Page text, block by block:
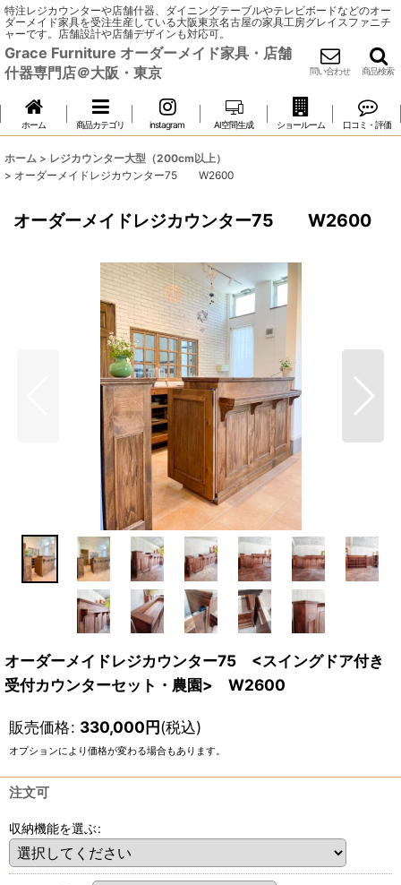
特注レジカウンターや店舗什器、ダイニングテーブルやテレビボードなどのオー
ダーメイド家具を受注生産している大阪東京名古屋の家具工房グレイスファニチ
ャーです。店舗設計や店舗デザインも対応可。
Grace Furniture オーダーメイド家具・店舗
什器専門店＠大阪・東京
問い合わせ 商品検索
ホーム 商品カテゴリ instagram AI空間生成 ショールーム 口コミ・評価
ホーム > レジカウンター大型（200cm以上）
> オーダーメイドレジカウンター75 W2600
オーダーメイドレジカウンター75 W2600
オーダーメイドレジカウンター75 <スイングドア付き
受付カウンターセット・農園> W2600
販売価格: 330,000円(税込)
オプションにより価格が変わる場合もあります。
注文可
収納機能を選ぶ: